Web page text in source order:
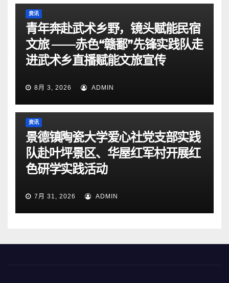
资讯
青年奔赴武术乡野，镜头赋能民宿
文旅 ——赤色“赣鄱”先锋实践队走
进武术乡直播赋能文旅宣传
8月 3, 2026 ADMIN
资讯
景德镇陶瓷大学爱心社党支部实践
队赴叶坪景区、华屋红军村开展红
色研学实践活动
7月 31, 2026 ADMIN